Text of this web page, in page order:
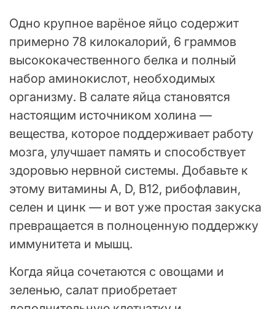
Одно крупное варёное яйцо содержит
примерно 78 килокалорий, 6 граммов
высококачественного белка и полный
набор аминокислот, необходимых
организму. В салате яйца становятся
настоящим источником холина —
вещества, которое поддерживает работу
мозга, улучшает память и способствует
здоровью нервной системы. Добавьте к
этому витамины A, D, B12, рибофлавин,
селен и цинк — и вот уже простая закуска
превращается в полноценную поддержку
иммунитета и мышц.
Когда яйца сочетаются с овощами и
зеленью, салат приобретает